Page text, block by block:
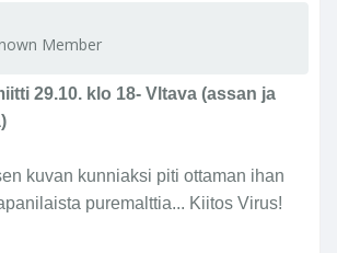
Member
29.10. klo 18- Vltava (assan ja
kuvan kunniaksi piti ottaman ihan
puremalttia... Kiitos Virus!